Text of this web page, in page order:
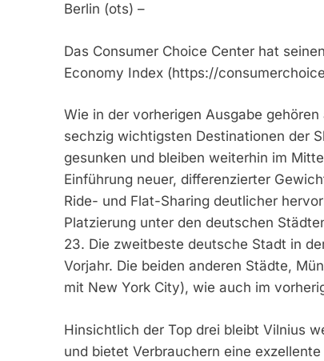
Berlin (ots) –
Das Consumer Choice Center hat
Economy Index (https://
Wie in der vorherigen Ausgabe
sechzig wichtigsten Destinationen der
gesunken und bleiben weiterhin im
Einführung neuer, differenzierter
Ride- und Flat-Sharing deutlicher
Platzierung unter den deutschen
23. Die zweitbeste deutsche Stadt in
Vorjahr. Die beiden anderen Städte,
mit New York City), wie auch im
Hinsichtlich der Top drei bleibt Vilnius
und bietet Verbrauchern eine